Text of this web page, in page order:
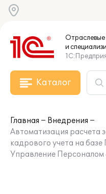
Отраслевые
и
Каталог
Главная
Внедрения
Автоматизация расчета
кадрового учета на
Управление